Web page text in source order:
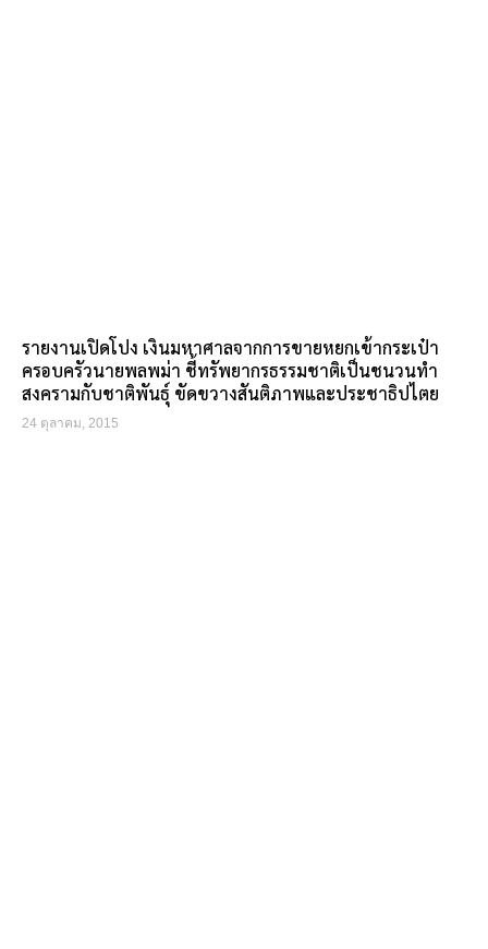
รายงานเปิดโปง เงินมหาศาลจากการขายหยกเข้ากระเป๋า
ครอบครัวนายพลพม่า ชี้ทรัพยากรธรรมชาติเป็นชนวนทำ
สงครามกับชาติพันธุ์ ขัดขวางสันติภาพและประชาธิปไตย
24 ตุลาคม, 2015